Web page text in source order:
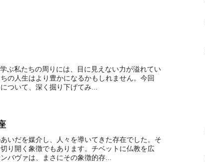
ぶ私たちの周りには、目に見えない力が溢れてい
の人生はより豊かになるかもしれません。今回
ついて、深く掘り下げてみ...
いだを媒介し、人々を導いてきた存在でした。そ
り開く象徴でもあります。チベットに仏教を広
バヴァは、まさにその象徴的存...